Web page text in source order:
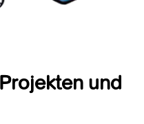
und